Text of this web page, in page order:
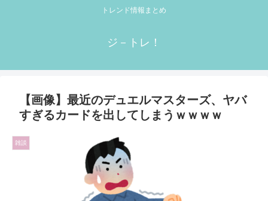
トレンド情報まとめ
ジ－トレ！
【画像】最近のデュエルマスターズ、ヤバ
すぎるカードを出してしまうｗｗｗｗ
雑談